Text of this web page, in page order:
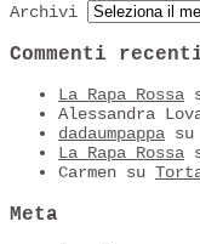
Archivi
Commenti
La Rapa Rossa
Alessandra
dadaumpappa su
La Rapa Rossa
Carmen su
Meta